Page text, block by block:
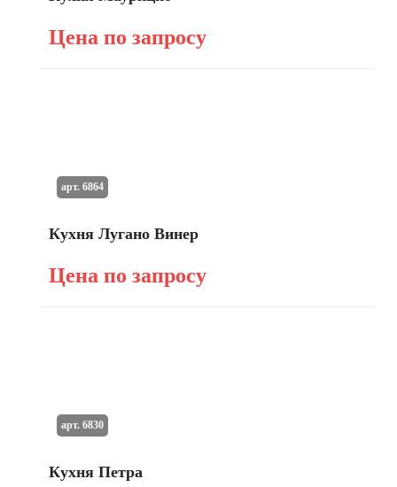
Цена по запросу
Кухня Лугано Винер
Цена по запросу
арт. 6864
Кухня Петра
арт. 6830